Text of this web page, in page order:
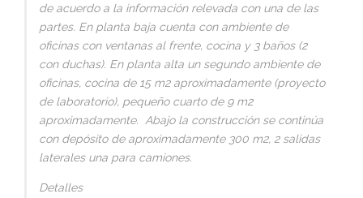
de acuerdo a la información relevada con una de las
partes. En planta baja cuenta con ambiente de
oficinas con ventanas al frente, cocina y 3 baños (2
con duchas). En planta alta un segundo ambiente de
oficinas, cocina de 15 m2 aproximadamente (proyecto
de laboratorio), pequeño cuarto de 9 m2
aproximadamente. Abajo la construcción se continúa
con depósito de aproximadamente 300 m2, 2 salidas
laterales una para camiones.
Detalles